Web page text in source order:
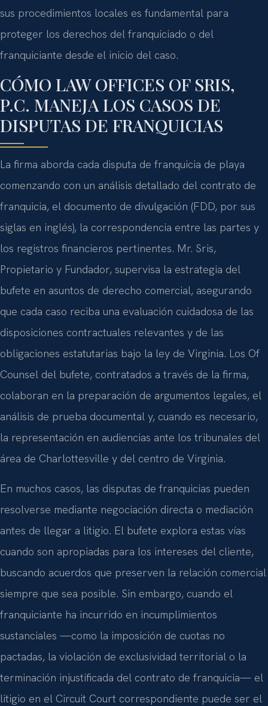
sus procedimientos locales es fundamental para
proteger los derechos del franquiciado o del
franquiciante desde el inicio del caso.
CÓMO LAW OFFICES OF SRIS,
P.C. MANEJA LOS CASOS DE
DISPUTAS DE FRANQUICIAS
La firma aborda cada disputa de franquicia de playa
comenzando con un análisis detallado del contrato de
franquicia, el documento de divulgación (FDD, por sus
siglas en inglés), la correspondencia entre las partes y
los registros financieros pertinentes. Mr. Sris,
Propietario y Fundador, supervisa la estrategia del
bufete en asuntos de derecho comercial, asegurando
que cada caso reciba una evaluación cuidadosa de las
disposiciones contractuales relevantes y de las
obligaciones estatutarias bajo la ley de Virginia. Los Of
Counsel del bufete, contratados a través de la firma,
colaboran en la preparación de argumentos legales, el
análisis de prueba documental y, cuando es necesario,
la representación en audiencias ante los tribunales del
área de Charlottesville y del centro de Virginia.
En muchos casos, las disputas de franquicias pueden
resolverse mediante negociación directa o mediación
antes de llegar a litigio. El bufete explora estas vías
cuando son apropiadas para los intereses del cliente,
buscando acuerdos que preserven la relación comercial
siempre que sea posible. Sin embargo, cuando el
franquiciante ha incurrido en incumplimientos
sustanciales —como la imposición de cuotas no
pactadas, la violación de exclusividad territorial o la
terminación injustificada del contrato de franquicia— el
litigio en el Circuit Court correspondiente puede ser el